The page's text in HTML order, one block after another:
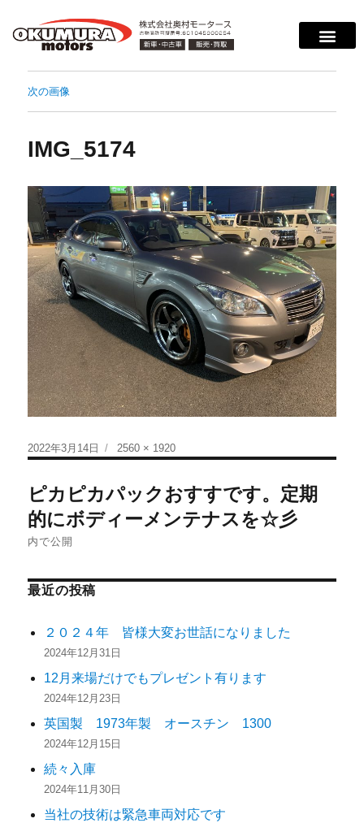
次の画像
IMG_5174
2022年3月14日 2560 × 1920
ピカピカパックおすすです。定期
的にボディーメンテナスを☆彡
内で公開
最近の投稿
２０２４年 皆様大変お世話になりました
2024年12月31日
12月来場だけでもプレゼント有ります
2024年12月23日
英国製 1973年製 オースチン 1300
2024年12月15日
続々入庫
2024年11月30日
当社の技術は緊急車両対応です